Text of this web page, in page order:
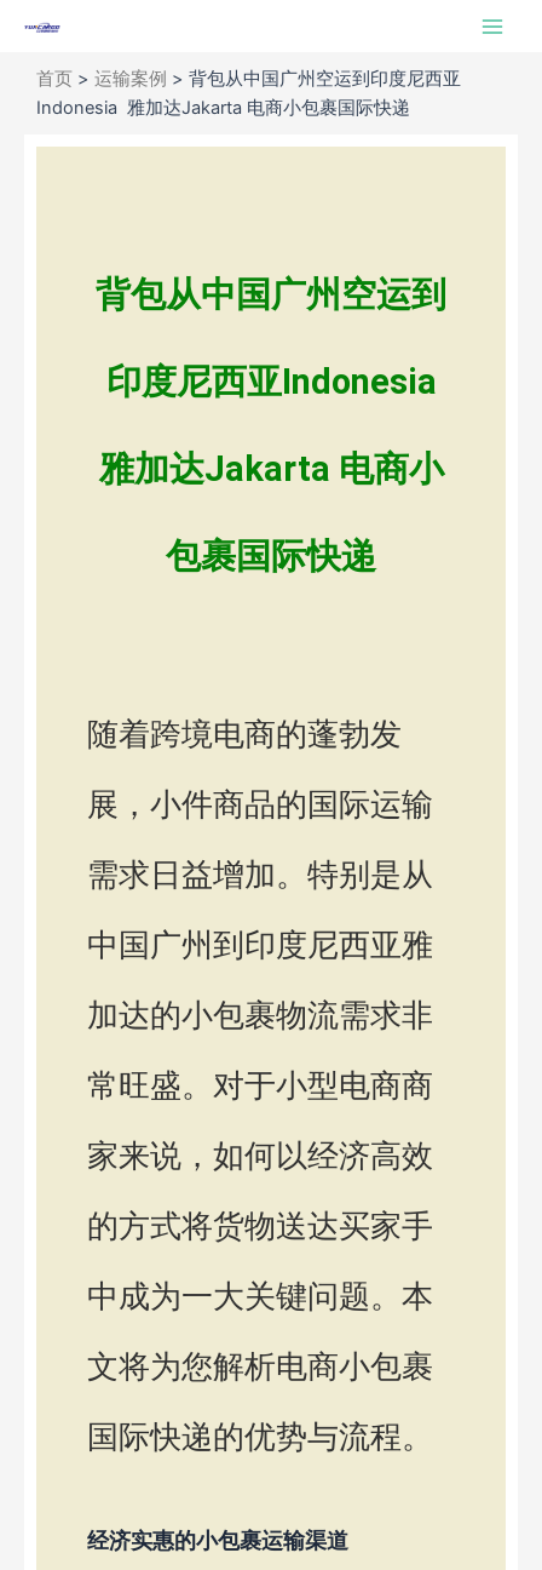
Main
首页 > 运输案例 > 背包从中国广州空运到印度尼西亚
Indonesia 雅加达Jakarta 电商小包裹国际快递
背包从中国广州空运到
印度尼西亚Indonesia
雅加达Jakarta 电商小
包裹国际快递
随着跨境电商的蓬勃发
展，小件商品的国际运输
需求日益增加。特别是从
中国广州到印度尼西亚雅
加达的小包裹物流需求非
常旺盛。对于小型电商商
家来说，如何以经济高效
的方式将货物送达买家手
中成为一大关键问题。本
文将为您解析电商小包裹
国际快递的优势与流程。
经济实惠的小包裹运输渠道